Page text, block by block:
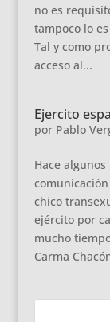
no es
tampoco lo
Tal y como
acceso al...
Ejercito
por Pablo
Hace
chico
ejército por
mucho
Carma